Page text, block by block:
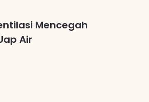
Mencegah
Air